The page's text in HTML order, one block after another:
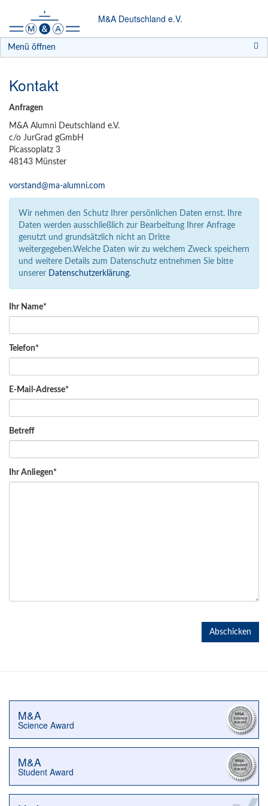
M&A Deutschland e.V.
Menü öffnen
Kontakt
Anfragen
M&A Alumni Deutschland e.V.
c/o JurGrad gGmbH
Picassoplatz 3
48143 Münster
vorstand@ma-alumni.com
Wir nehmen den Schutz Ihrer persönlichen Daten ernst. Ihre
Daten werden ausschließlich zur Bearbeitung Ihrer Anfrage
genutzt und grundsätzlich nicht an Dritte
weitergegeben.Welche Daten wir zu welchem Zweck speichern
und weitere Details zum Datenschutz entnehmen Sie bitte
unserer
Datenschutzerklärung.
Ihr Name
Telefon
E-Mail-Adresse
Betreff
Ihr Anliegen
M&A
Science Award
M&A
Student Award